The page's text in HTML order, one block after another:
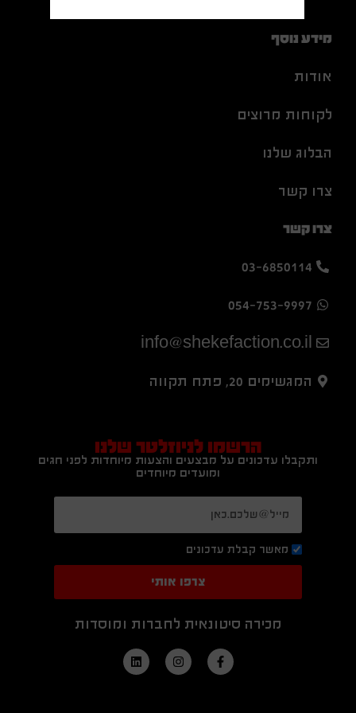
מידע נוסף
אודות
לקוחות מרוצים
הבלוג שלנו
צרו קשר
צרו קשר
03-6850114
054-753-9997
info@shekefaction.co.il
המגשימים 20, פתח תקווה
הרשמו לניוזלטר שלנו
ותקבלו עדכונים על מבצעים והצעות מיוחדות לפני חגים
ומועדים מיוחדים
מאשר קבלת עדכונים
צרפו אותי
מכירה סיטונאית לחברות ומוסדות